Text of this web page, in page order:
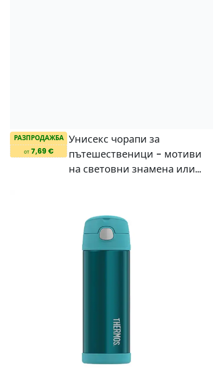
РАЗПРОДАЖБА
от7,69 €
Унисекс чорапи за
пътешественици - мотиви
на световни знамена или